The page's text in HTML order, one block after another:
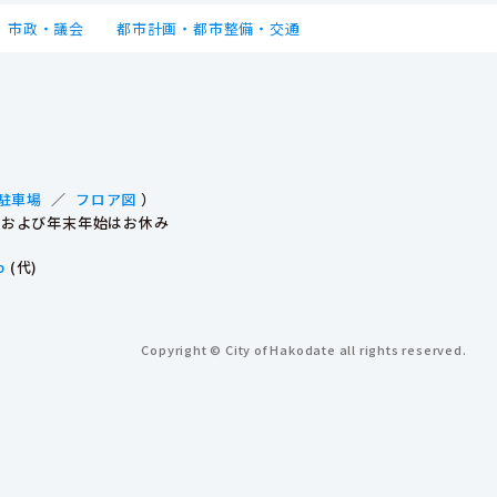
市政・議会 都市計画・都市整備・交通
車場 ／ フロア図 ）
よび年末年始はお休み
(代)
Copyright © City of Hakodate all rights reserved.